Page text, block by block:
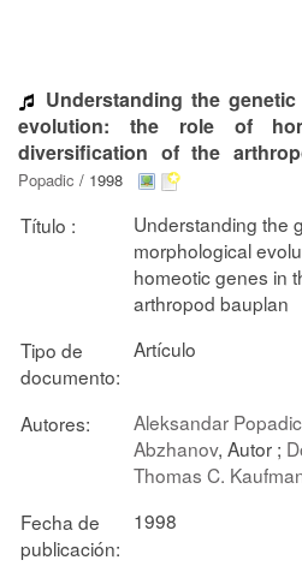
Understanding the
evolution: the role of
diversification of the
Popadic / 1998
Título :
Understanding the
morphological
homeotic genes in
arthropod bauplan
Tipo de
documento:
Artículo
Autores: Aleksandar Popadic
Abzhanov, Autor ;
Thomas C.
Fecha de
publicación:
1998